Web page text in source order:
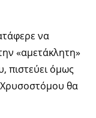
να
«αμετάκλητη»
πιστεύει όμως
Χρυσοστόμου θα